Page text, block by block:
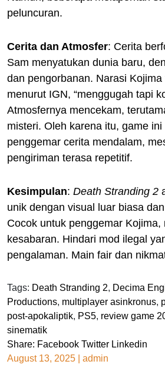
peluncuran.
Cerita dan Atmosfer: Cerita
Sam menyatukan dunia baru,
dan pengorbanan. Narasi
menurut IGN, “menggugah tapi
Atmosfernya mencekam,
misteri. Oleh karena itu, game
penggemar cerita mendalam,
pengiriman terasa repetitif.
Kesimpulan: Death Stranding 2
unik dengan visual luar biasa
Cocok untuk penggemar Kojima,
kesabaran. Hindari mod ilegal
pengalaman. Main fair dan
Tags: Death Stranding 2, Decima
Productions, multiplayer asinkronus,
post-apokaliptik, PS5, review game
sinematik
Share: Facebook Twitter Linkedin
August 13, 2025
admin